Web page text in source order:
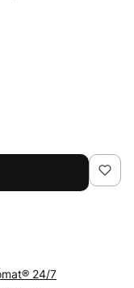
24/7